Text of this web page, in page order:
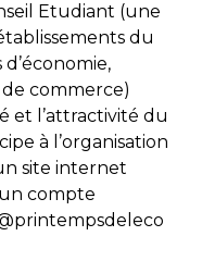
Etudiant (une
du
commerce)
et l’attractivité du
à l’organisation
site internet
compte